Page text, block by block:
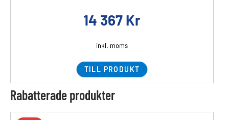
14 367 Kr
inkl. moms
TILL PRODUKT
Rabatterade produkter